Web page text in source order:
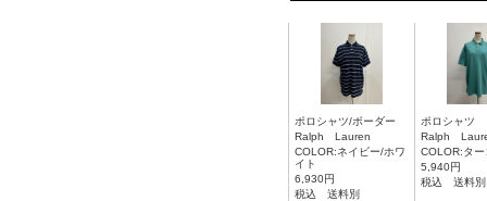
ポロシャツ/ボーダー
Ralph Lauren
COLOR:ネイビー/ホワ
イト
6,930円
税込 送料別
ポロシャツ
Ralph
COLOR:ター
5,940円
税込 送料別